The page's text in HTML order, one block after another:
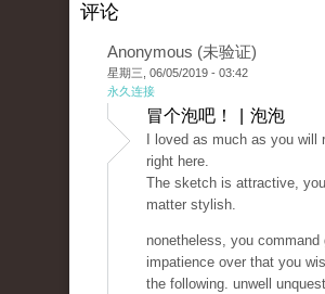
评论
Anonymous (未验证)
星期三, 06/05/2019 - 03:42
永久连接
冒个泡吧！ | 泡泡
I loved as much as you will
right here.
The sketch is attractive,
matter stylish.
nonetheless, you command
impatience over that you
the following. unwell